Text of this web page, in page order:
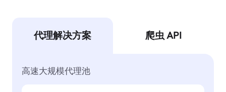
代理解决方案 爬虫 API
高速大规模代理池